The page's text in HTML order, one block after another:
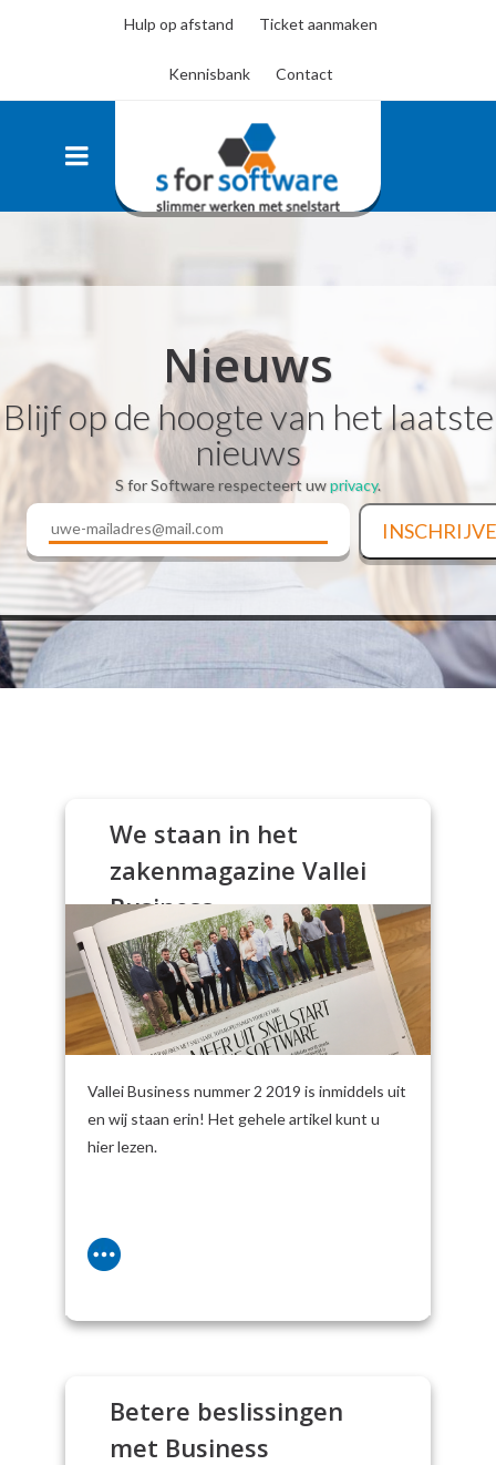
Hulp op afstand Ticket aanmaken
Kennisbank Contact
Nieuws
Blijf op de hoogte van het laatste
nieuws
S for Software respecteert uwprivacy.
We staan in het
zakenmagazine Vallei
Business
Vallei Business nummer 2 2019 is inmiddels uit
en wij staan erin! Het gehele artikel kunt u
hier lezen.
Betere beslissingen
met Business